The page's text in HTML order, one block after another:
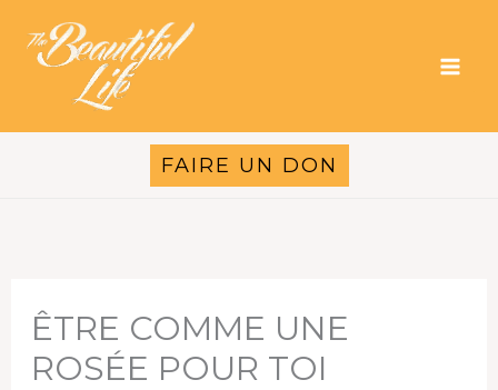
contenu
FAIRE UN DON
ÊTRE COMME UNE
ROSÉE POUR TOI